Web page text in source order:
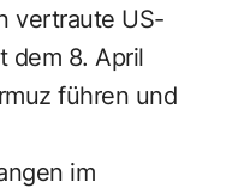
vertraute US-
dem 8. April
führen und
im